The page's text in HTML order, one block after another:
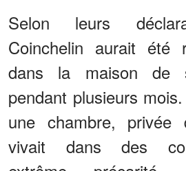
Selon leurs
Coinchelin aurait été
dans la maison de
pendant plusieurs
une chambre,
vivait dans des